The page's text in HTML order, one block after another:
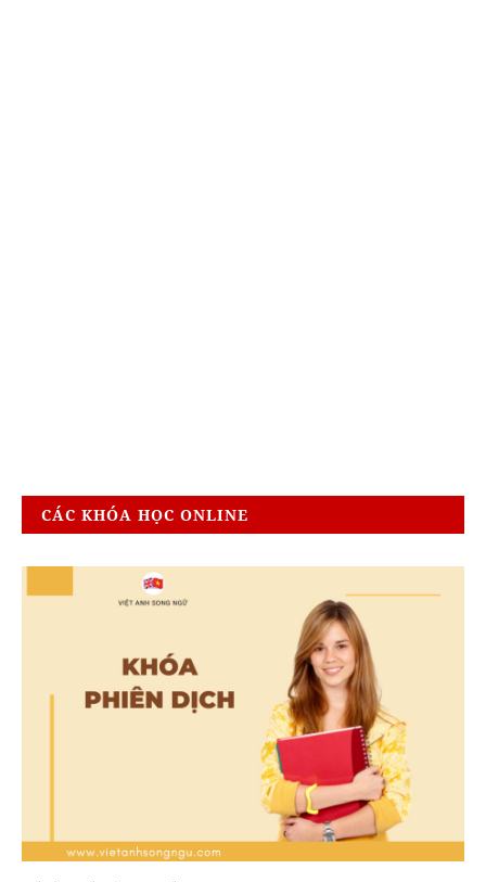
CÁC KHÓA HỌC ONLINE